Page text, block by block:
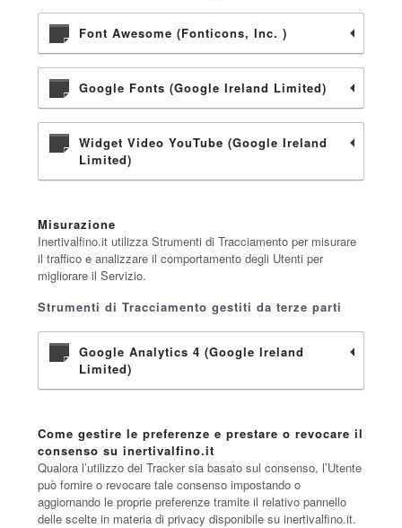
Font Awesome (Fonticons, Inc. )
Google Fonts (Google Ireland Limited)
Widget Video YouTube (Google Ireland
Limited)
Misurazione
Inertivalfino.it utilizza Strumenti di Tracciamento per misurare
il traffico e analizzare il comportamento degli Utenti per
migliorare il Servizio.
Strumenti di Tracciamento gestiti da terze parti
Google Analytics 4 (Google Ireland
Limited)
Come gestire le preferenze e prestare o revocare il
consenso su inertivalfino.it
Qualora l’utilizzo dei Tracker sia basato sul consenso, l’Utente
può fornire o revocare tale consenso impostando o
aggiornando le proprie preferenze tramite il relativo pannello
delle scelte in materia di privacy disponibile su inertivalfino.it.